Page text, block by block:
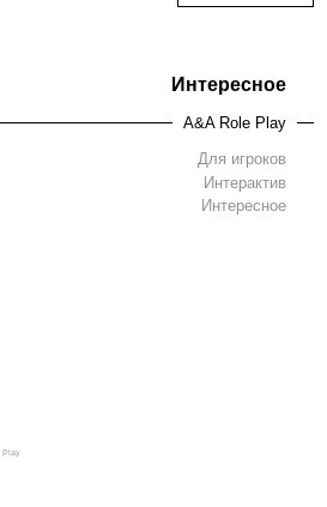
Интересное
A&A Role Play
Для игроков
Интерактив
Интересное
Play